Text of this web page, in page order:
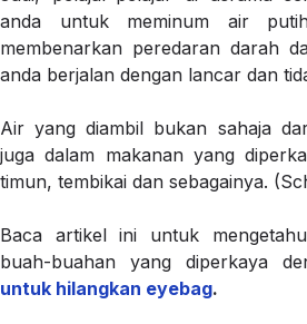
anda untuk meminum air
membenarkan peredaran darah
anda berjalan dengan lancar dan
Air yang diambil bukan sahaja
juga dalam makanan yang
timun, tembikai dan sebagainya.
Baca artikel ini untuk
buah-buahan yang diperkaya
untuk hilangkan eyebag.